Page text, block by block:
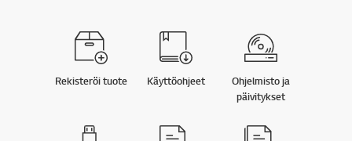
Rekisteröi tuote Käyttöohjeet
Ohjelmisto ja
päivitykset